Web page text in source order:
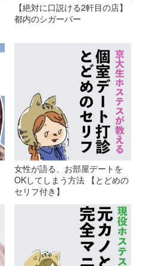
【絶対に口説ける2軒目の店】
都内のシガーバー
女性が語る、お部屋デートを
OKしてしまう方法 【とどめの
セリフ付き】